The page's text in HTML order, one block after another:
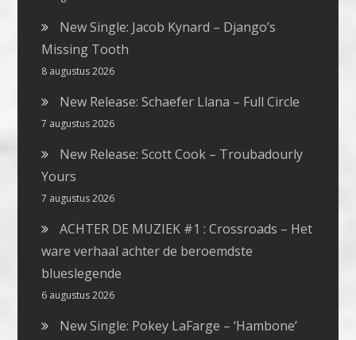
New Single: Jacob Kynard – Django’s
Missing Tooth
8 augustus 2026
New Release: Schaefer Llana – Full Circle
7 augustus 2026
New Release: Scott Cook – Troubadourly
Yours
7 augustus 2026
ACHTER DE MUZIEK #1 : Crossroads – Het
ware verhaal achter de beroemdste
blueslegende
6 augustus 2026
New Single: Pokey LaFarge – ‘Hambone’